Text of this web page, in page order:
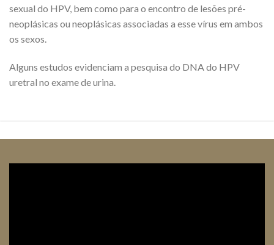
sexual do HPV, bem como para o encontro de lesões pré-
neoplásicas ou neoplásicas associadas a esse vírus em ambos
os sexos.
Alguns estudos evidenciam a pesquisa do DNA do HPV
uretral no exame de urina.